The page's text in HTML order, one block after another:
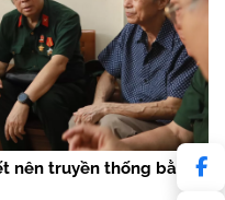
nên truyền thống bằng